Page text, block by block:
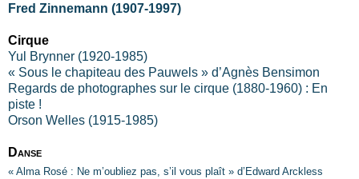
Fred Zinnemann (1907-1997)
Cirque
Yul Brynner (1920-1985)
« Sous le chapiteau des Pauwels » d’Agnès Bensimon
Regards de photographes sur le cirque (1880-1960) : En
piste !
Orson Welles (1915-1985)
Danse
« Alma Rosé : Ne m’oubliez pas, s’il vous plaît » d’Edward Arckless